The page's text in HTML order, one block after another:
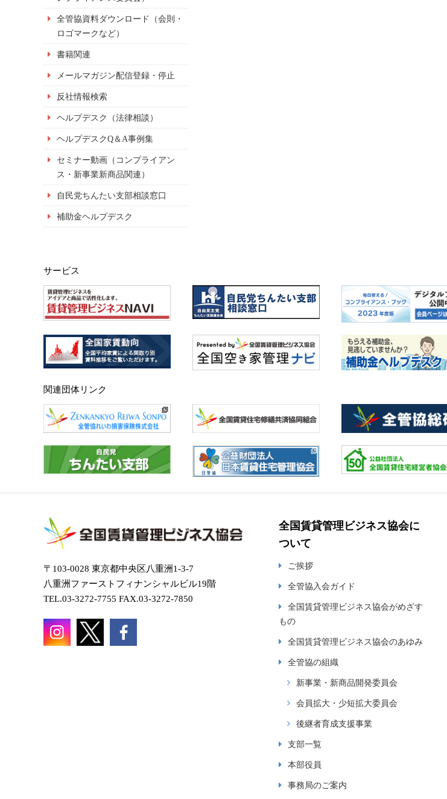
全管協資料ダウンロード（会則・
ロゴマークなど）
書籍関連
メールマガジン配信登録・停止
反社情報検索
ヘルプデスク（法律相談）
ヘルプデスクQ＆A事例集
セミナー動画（コンプライアン
ス・新事業新商品関連）
自民党ちんたい支部相談窓口
補助金ヘルプデスク
サービス
関連団体リンク
〒103-0028 東京都中央区八重洲1-3-7
八重洲ファーストフィナンシャルビル19階
TEL.03-3272-7755 FAX.03-3272-7850
全国賃貸管理ビジネス協会に
ついて
ご挨拶
全管協入会ガイド
全国賃貸管理ビジネス協会がめざす
もの
全国賃貸管理ビジネス協会のあゆみ
全管協の組織
新事業・新商品開発委員会
会員拡大・少短拡大委員会
後継者育成支援事業
支部一覧
本部役員
事務局のご案内